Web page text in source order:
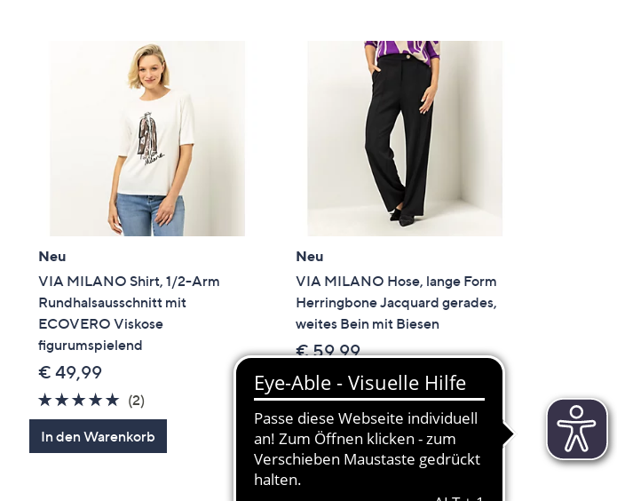
Neu
VIA MILANO Shirt, 1/2-Arm
Rundhalsausschnitt mit
ECOVERO Viskose
figurumspielend
€ 49,99
5.0
von
5
(2)
Bewertungen
In den Warenkorb
Neu
VIA MILANO Hose, lange Form
Herringbone Jacquard gerades,
weites Bein mit Biesen
€ 59,99
5.0
von
5
(1)1
Bewertungen
Weitere Farben verfügbar
In den Warenkorb